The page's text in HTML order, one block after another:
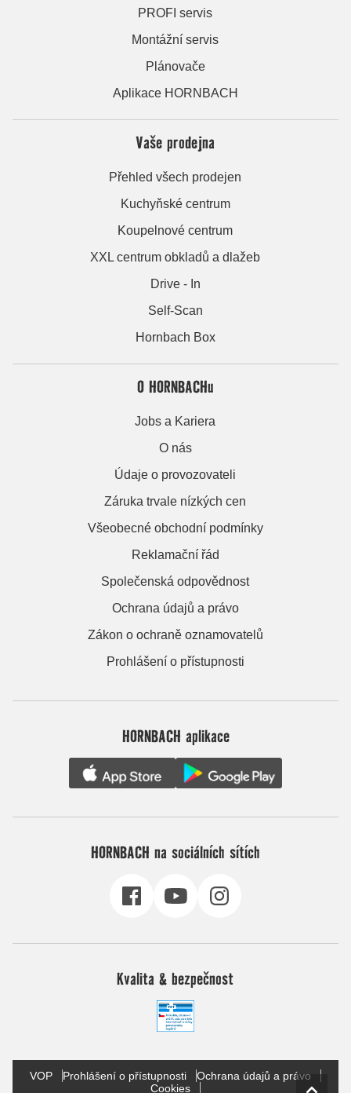
PROFI servis
Montážní servis
Plánovače
Aplikace HORNBACH
Vaše prodejna
Přehled všech prodejen
Kuchyňské centrum
Koupelnové centrum
XXL centrum obkladů a dlažeb
Drive - In
Self-Scan
Hornbach Box
O HORNBACHu
Jobs a Kariera
O nás
Údaje o provozovateli
Záruka trvale nízkých cen
Všeobecné obchodní podmínky
Reklamační řád
Společenská odpovědnost
Ochrana údajů a právo
Zákon o ochraně oznamovatelů
Prohlášení o přístupnosti
HORNBACH aplikace
HORNBACH na sociálních sítích
Kvalita & bezpečnost
VOP Prohlášení o přístupnosti
Ochrana údajů a právo
Cookies